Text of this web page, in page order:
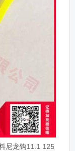
尼龙钩11.1 125